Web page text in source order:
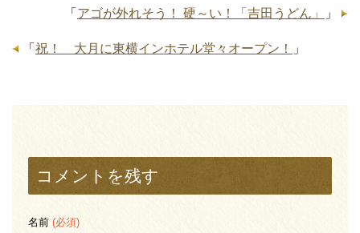
「 アゴが外れそう！ 硬～い！「吉田うどん」 」
「 祝！ 大月に東横インホテル堂々オープン！ 」
コメントを残す
名前 (必須)